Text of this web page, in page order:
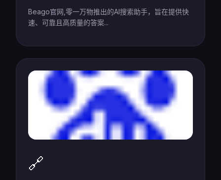
Beago官网,零一万物推出的AI搜索助手，旨在提供快
速、可靠且高质量的答案...
🔗